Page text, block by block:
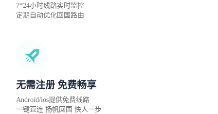
7*24小时线路实时监控
定期自动优化回国路由
无需注册 免费畅享
Android/ios提供免费线路
一键直连 扬帆回国 快人一步